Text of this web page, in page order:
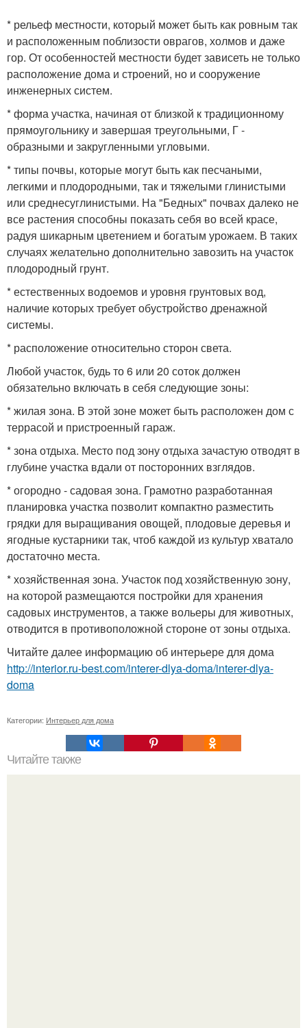
* рельеф местности, который может быть как ровным так
и расположенным поблизости оврагов, холмов и даже
гор. От особенностей местности будет зависеть не только
расположение дома и строений, но и сооружение
инженерных систем.
* форма участка, начиная от близкой к традиционному
прямоугольнику и завершая треугольными, Г -
образными и закругленными угловыми.
* типы почвы, которые могут быть как песчаными,
легкими и плодородными, так и тяжелыми глинистыми
или среднесуглинистыми. На "Бедных" почвах далеко не
все растения способны показать себя во всей красе,
радуя шикарным цветением и богатым урожаем. В таких
случаях желательно дополнительно завозить на участок
плодородный грунт.
* естественных водоемов и уровня грунтовых вод,
наличие которых требует обустройство дренажной
системы.
* расположение относительно сторон света.
Любой участок, будь то 6 или 20 соток должен
обязательно включать в себя следующие зоны:
* жилая зона. В этой зоне может быть расположен дом с
террасой и пристроенный гараж.
* зона отдыха. Место под зону отдыха зачастую отводят в
глубине участка вдали от посторонних взглядов.
* огородно - садовая зона. Грамотно разработанная
планировка участка позволит компактно разместить
грядки для выращивания овощей, плодовые деревья и
ягодные кустарники так, чтоб каждой из культур хватало
достаточно места.
* хозяйственная зона. Участок под хозяйственную зону,
на которой размещаются постройки для хранения
садовых инструментов, а также вольеры для животных,
отводится в противоположной стороне от зоны отдыха.
Читайте далее информацию об интерьере для дома
http://interior.ru-best.com/interer-dlya-doma/interer-dlya-
doma
Категории: Интерьер для дома
Читайте также